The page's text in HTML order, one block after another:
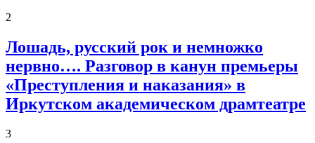
2
Лошадь, русский рок и немножко
нервно…. Разговор в канун премьеры
«Преступления и наказания» в
Иркутском академическом драмтеатре
3